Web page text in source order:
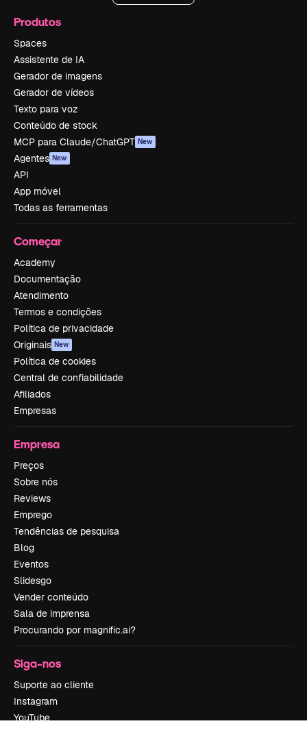
Produtos
Spaces
Assistente de IA
Gerador de imagens
Gerador de vídeos
Texto para voz
Conteúdo de stock
MCP para Claude/ChatGPT New
Agentes New
API
App móvel
Todas as ferramentas
Começar
Academy
Documentação
Atendimento
Termos e condições
Política de privacidade
Originais New
Política de cookies
Central de confiabilidade
Afiliados
Empresas
Empresa
Preços
Sobre nós
Reviews
Emprego
Tendências de pesquisa
Blog
Eventos
Slidesgo
Vender conteúdo
Sala de imprensa
Procurando por magnific.ai?
Siga-nos
Suporte ao cliente
Instagram
YouTube